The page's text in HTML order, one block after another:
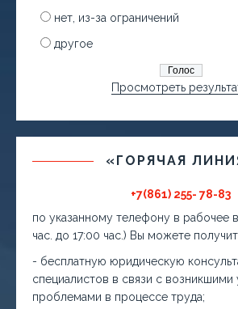
нет, из-за ограничений
другое
Просмотреть
«ГОРЯЧАЯ
+7(861) 255- 78-83
по указанному телефону в рабочее
час. до 17:00 час.) Вы можете
- бесплатную юридическую
специалистов в связи с возникшими
проблемами в процессе труда;